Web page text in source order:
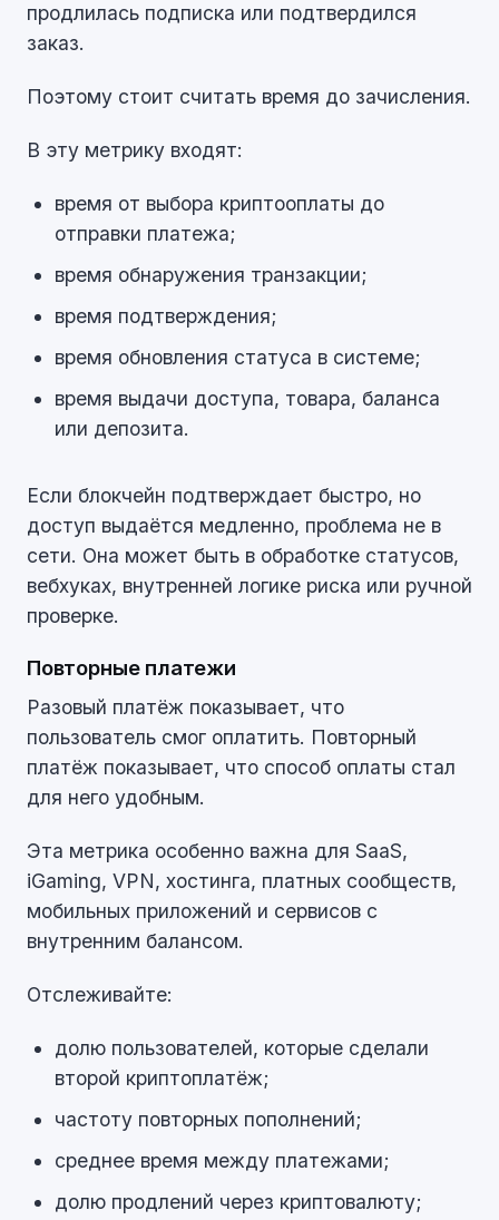
продлилась подписка или подтвердился
заказ.
Поэтому стоит считать время до зачисления.
В эту метрику входят:
время от выбора криптооплаты до
отправки платежа;
время обнаружения транзакции;
время подтверждения;
время обновления статуса в системе;
время выдачи доступа, товара, баланса
или депозита.
Если блокчейн подтверждает быстро, но
доступ выдаётся медленно, проблема не в
сети. Она может быть в обработке статусов,
вебхуках, внутренней логике риска или ручной
проверке.
Повторные платежи
Разовый платёж показывает, что
пользователь смог оплатить. Повторный
платёж показывает, что способ оплаты стал
для него удобным.
Эта метрика особенно важна для SaaS,
iGaming, VPN, хостинга, платных сообществ,
мобильных приложений и сервисов с
внутренним балансом.
Отслеживайте:
долю пользователей, которые сделали
второй криптоплатёж;
частоту повторных пополнений;
среднее время между платежами;
долю продлений через криптовалюту;